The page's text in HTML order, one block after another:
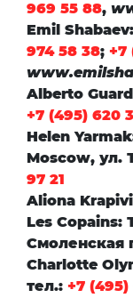
969 55 88,
Emil Shabaev
974 58 38; +7
Alberto
+7 (495) 620
Helen Yarmak
Moscow, ул.
97 21
Aliona
Les Copains:
Смоленская
Charlotte
тел.: +7